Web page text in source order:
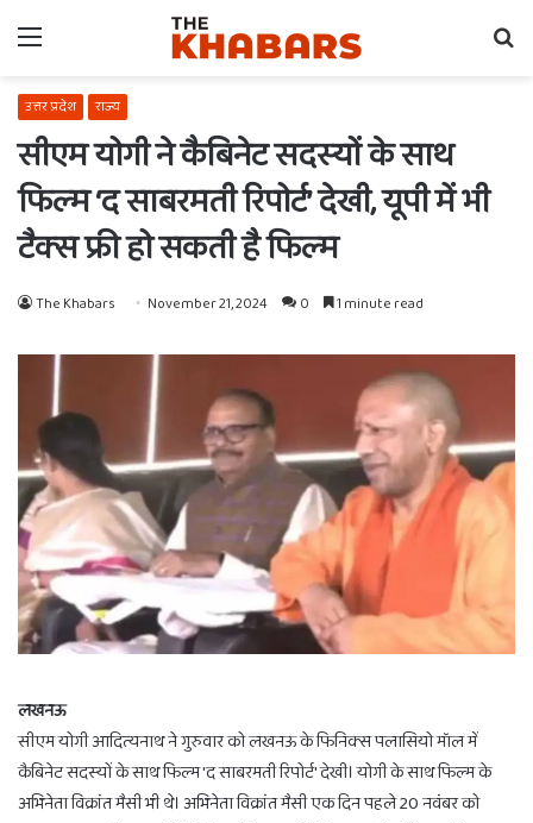
Menu
उत्तर प्रदेश राज्य
सीएम योगी ने कैबिनेट सदस्‍यों के साथ
फिल्‍म ‘द साबरमती रिपोर्ट’ देखी, यूपी में भी
टैक्‍स फ्री हो सकती है फिल्‍म
The Khabars November 21, 2024 0 1 minute read
लखनऊ
सीएम योगी आदित्‍यनाथ ने गुरुवार को लखनऊ के फिनिक्‍स पलासियो मॉल में
कैबिनेट सदस्‍यों के साथ फिल्‍म 'द साबरमती रिपोर्ट' देखी। योगी के साथ फिल्‍म के
अभिनेता विक्रांत मैसी भी थे। अभिनेता विक्रांत मैसी एक दिन पहले 20 नवंबर को